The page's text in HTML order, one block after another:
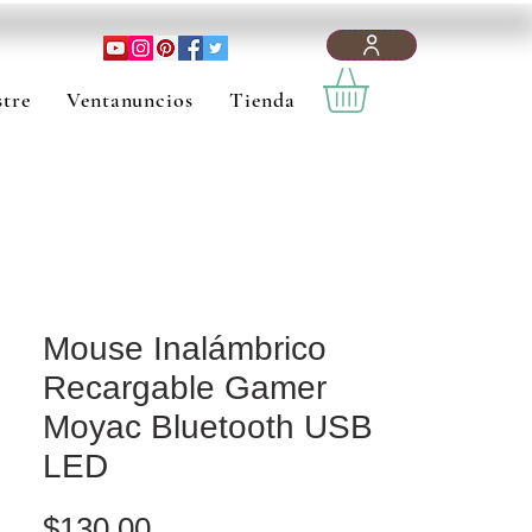
Ventanuncios Tienda
Mouse Inalámbrico
Recargable Gamer
Moyac Bluetooth USB
LED